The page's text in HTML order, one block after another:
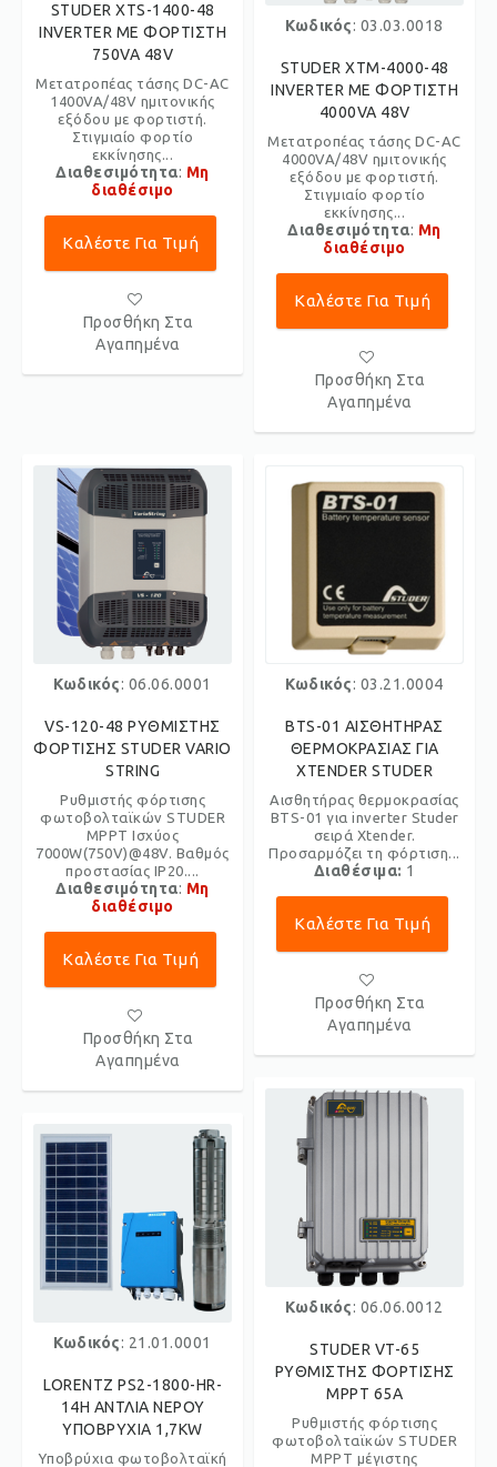
STUDER XTS-1400-48
INVERTER ME ΦΟΡΤΙΣΤΗ
750VA 48V
Μετατροπέας τάσης DC-AC
1400VA/48V ημιτονικής
εξόδου με φορτιστή.
Στιγμιαίο φορτίο
εκκίνησης...
Διαθεσιμότητα: Μη
διαθέσιμο
Καλέστε Για Τιμή
Προσθήκη Στα
Αγαπημένα
Κωδικός: 03.03.0018
STUDER XTM-4000-48
INVERTER ME ΦΟΡΤΙΣΤΗ
4000VA 48V
Μετατροπέας τάσης DC-AC
4000VA/48V ημιτονικής
εξόδου με φορτιστή.
Στιγμιαίο φορτίο
εκκίνησης...
Διαθεσιμότητα: Μη
διαθέσιμο
Καλέστε Για Τιμή
Προσθήκη Στα
Αγαπημένα
Κωδικός: 06.06.0001
VS-120-48 ΡΥΘΜΙΣΤΗΣ
ΦΟΡΤΙΣΗΣ STUDER VARIO
STRING
Ρυθμιστής φόρτισης
φωτοβολταϊκών STUDER
MPPT Ισχύος
7000W(750V)@48V. Βαθμός
προστασίας IP20....
Διαθεσιμότητα: Μη
διαθέσιμο
Καλέστε Για Τιμή
Προσθήκη Στα
Αγαπημένα
Κωδικός: 21.01.0001
LORENTZ PS2-1800-HR-
14H ΑΝΤΛΙΑ ΝΕΡΟΥ
ΥΠΟΒΡΥΧΙΑ 1,7KW
Υποβρύχια φωτοβολταϊκή
Κωδικός: 03.21.0004
BTS-01 ΑΙΣΘΗΤΗΡΑΣ
ΘΕΡΜΟΚΡΑΣΙΑΣ ΓΙΑ
XTENDER STUDER
Αισθητήρας θερμοκρασίας
BTS-01 για inverter Studer
σειρά Xtender.
Προσαρμόζει τη φόρτιση...
Διαθέσιμα: 1
Καλέστε Για Τιμή
Προσθήκη Στα
Αγαπημένα
Κωδικός: 06.06.0012
STUDER VT-65
ΡΥΘΜΙΣΤΗΣ ΦΟΡΤΙΣΗΣ
MPPT 65A
Ρυθμιστής φόρτισης
φωτοβολταϊκών STUDER
MPPT μέγιστης